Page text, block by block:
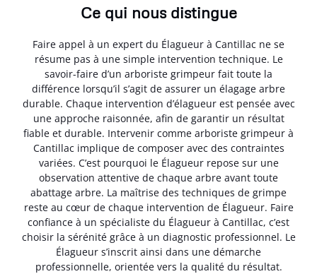
Ce qui nous distingue
Faire appel à un expert du Élagueur à Cantillac ne se
résume pas à une simple intervention technique. Le
savoir-faire d’un arboriste grimpeur fait toute la
différence lorsqu’il s’agit de assurer un élagage arbre
durable. Chaque intervention d’élagueur est pensée avec
une approche raisonnée, afin de garantir un résultat
fiable et durable. Intervenir comme arboriste grimpeur à
Cantillac implique de composer avec des contraintes
variées. C’est pourquoi le Élagueur repose sur une
observation attentive de chaque arbre avant toute
abattage arbre. La maîtrise des techniques de grimpe
reste au cœur de chaque intervention de Élagueur. Faire
confiance à un spécialiste du Élagueur à Cantillac, c’est
choisir la sérénité grâce à un diagnostic professionnel. Le
Élagueur s’inscrit ainsi dans une démarche
professionnelle, orientée vers la qualité du résultat.